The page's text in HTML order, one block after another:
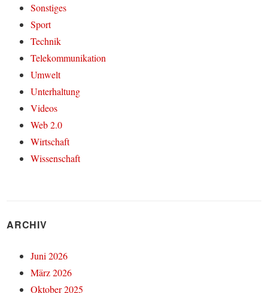
Sonstiges
Sport
Technik
Telekommunikation
Umwelt
Unterhaltung
Videos
Web 2.0
Wirtschaft
Wissenschaft
ARCHIV
Juni 2026
März 2026
Oktober 2025